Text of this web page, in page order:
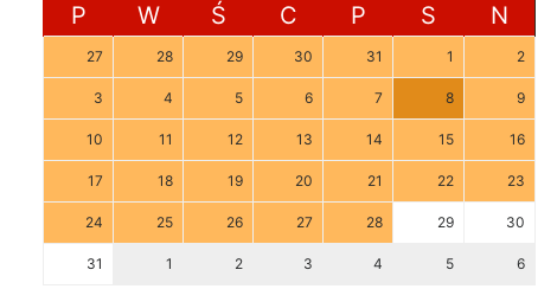
P W Ś C P S N
27 28 29 30 31 1 2
3 4 5 6 7 8 9
10 11 12 13 14 15 16
17 18 19 20 21 22 23
24 25 26 27 28 29 30
31 1 2 3 4 5 6